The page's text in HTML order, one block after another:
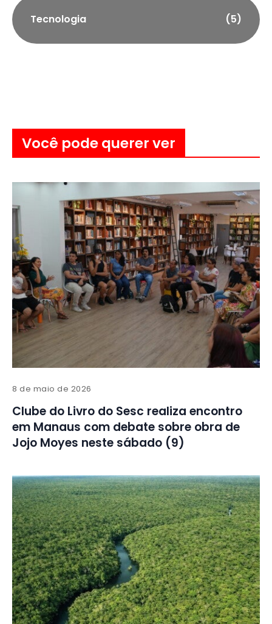
Tecnologia (5)
Você pode querer ver
8 de maio de 2026
Clube do Livro do Sesc realiza encontro
em Manaus com debate sobre obra de
Jojo Moyes neste sábado (9)